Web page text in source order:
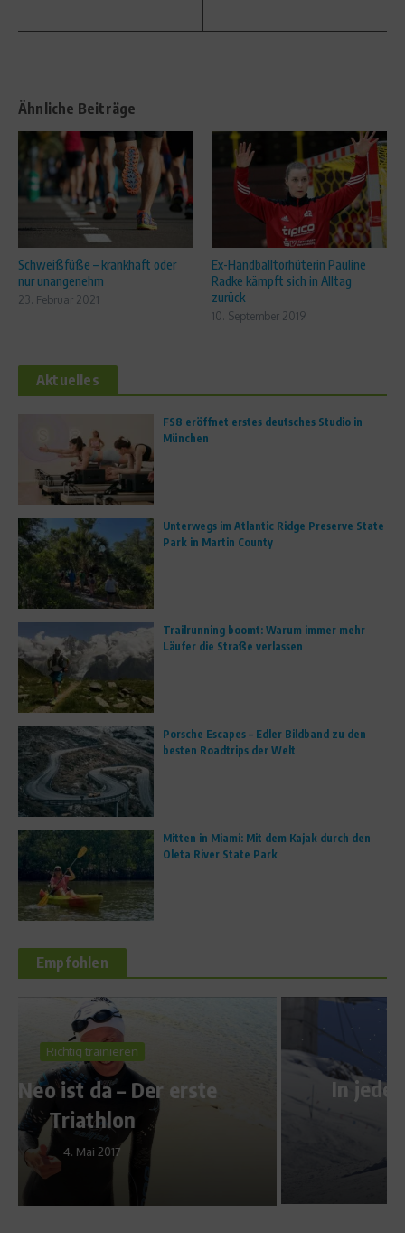
Ähnliche Beiträge
Schweißfüße – krankhaft oder
nur unangenehm
23. Februar 2021
Ex-Handballtorhüterin Pauline
Radke kämpft sich in Alltag
zurück
10. September 2019
Aktuelles
FS8 eröffnet erstes deutsches Studio in
München
Unterwegs im Atlantic Ridge Preserve State
Park in Martin County
Trailrunning boomt: Warum immer mehr
Läufer die Straße verlassen
Porsche Escapes – Edler Bildband zu den
besten Roadtrips der Welt
Mitten in Miami: Mit dem Kajak durch den
Oleta River State Park
Empfohlen
In jedem Skifahrer steckt ein